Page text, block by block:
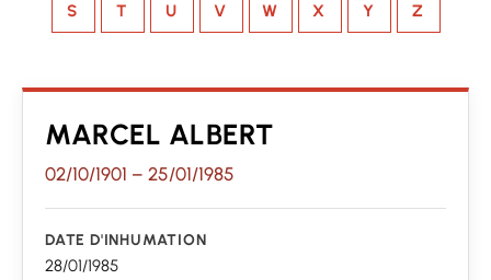
S T U V W X Y Z
MARCEL ALBERT
02/10/1901 – 25/01/1985
DATE D'INHUMATION
28/01/1985